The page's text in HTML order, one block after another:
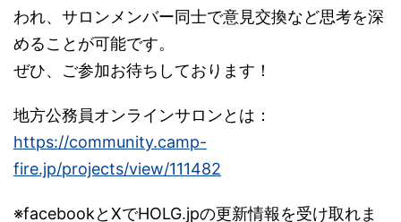
われ、サロンメンバー同士で意見交換など思考を深
めることが可能です。
ぜひ、ご参加お待ちしております！
地方公務員オンラインサロンとは：
https://community.camp-
fire.jp/projects/view/111482
※facebookとXでHOLG.jpの更新情報を受け取れま